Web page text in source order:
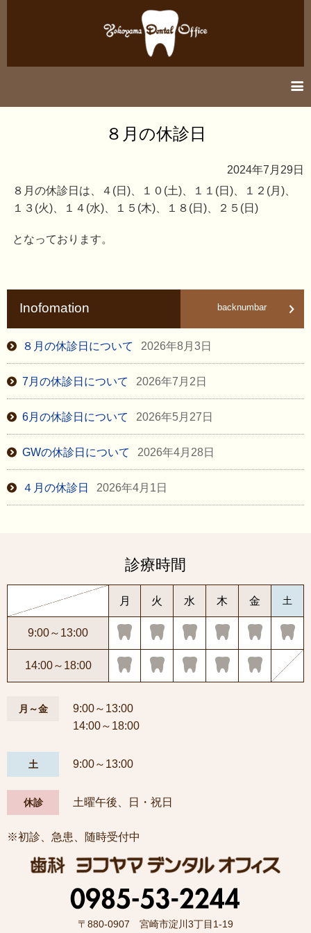
診療案内
アクセス
８月の休診日
2024年7月29日
８月の休診日は、４(日)、１０(土)、１１(日)、１２(月)、
１３(火)、１４(水)、１５(木)、１８(日)、２５(日)
となっております。
Inofomation backnumbar
８月の休診日について 2026年8月3日
7月の休診日について 2026年7月2日
6月の休診日について 2026年5月27日
GWの休診日について 2026年4月28日
４月の休診日 2026年4月1日
診療時間
月 火 水 木 金 土
9:00～13:00
14:00～18:00
月～金
9:00～13:00
14:00～18:00
土 9:00～13:00
休診 土曜午後、日・祝日
※初診、急患、随時受付中
〒880-0907 宮崎市淀川3丁目1-19